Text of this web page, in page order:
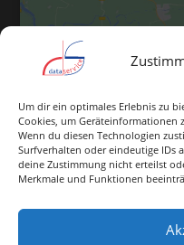
Um dir ein optimales Erlebnis zu
Cookies, um Geräteinformationen
Wenn du diesen Technologien
Surfverhalten oder eindeutige IDs
deine Zustimmung nicht erteilst
Merkmale und Funktionen
Klicke hier,
akzeptieren